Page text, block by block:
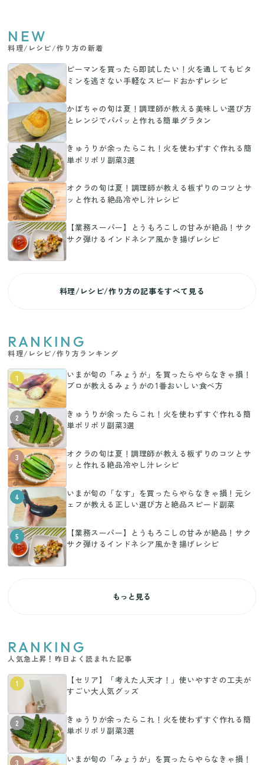
NEW
料理/レシピ/作り方の新着
ピーマンを買ったら即試したい！火を通してもビタ
ミンを逃さない手軽なスピードおかずレシピ
かぼちゃの旬は夏！調理師が教える美味しい選び方
とレンジでパパッと作れる簡単グラタン
きゅうりが余ったらこれ！火を使わずすぐ作れる簡
単ポリポリ副菜3選
オクラの旬は夏！調理師が教える板ずりのコツとサ
ッと作れる絶品冷やし汁レシピ
【業務スーパー】とうもろこしの甘みが絶品！サク
サク弾けるインドネシア風かき揚げレシピ
料理/レシピ/作り方の記事をすべて見る
RANKING
料理/レシピ/作り方ランキング
1
いまが旬の「みょうが」を買ったらやらなきゃ損！
プロが教えるみょうがの1番おいしい食べ方
2
きゅうりが余ったらこれ！火を使わずすぐ作れる簡
単ポリポリ副菜3選
3
オクラの旬は夏！調理師が教える板ずりのコツとサ
ッと作れる絶品冷やし汁レシピ
4
いまが旬の「なす」を買ったらやらなきゃ損！元シ
ェフが教える正しい選び方と絶品スピード副菜
5
【業務スーパー】とうもろこしの甘みが絶品！サク
サク弾けるインドネシア風かき揚げレシピ
もっと見る
RANKING
人気急上昇！昨日よく読まれた記事
1
【セリア】「考えた人天才！」使いやすさの工夫が
すごい大人気グッズ
2
きゅうりが余ったらこれ！火を使わずすぐ作れる簡
単ポリポリ副菜3選
3
いまが旬の「みょうが」を買ったらやらなきゃ損！